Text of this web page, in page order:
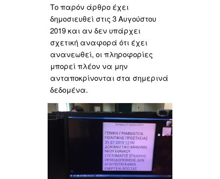
e
b
o
o
k
ρ
α
σ
τ
εί
τ
ε
Το παρόν άρθρο έχει
δημοσιευθεί στις 3 Αυγούστου
2019 και αν δεν υπάρχει
σχετική αναφορά ότι έχει
ανανεωθεί, οι πληροφορίες
μπορεί πλέον να μην
ανταποκρίνονται στα σημερινά
δεδομένα.